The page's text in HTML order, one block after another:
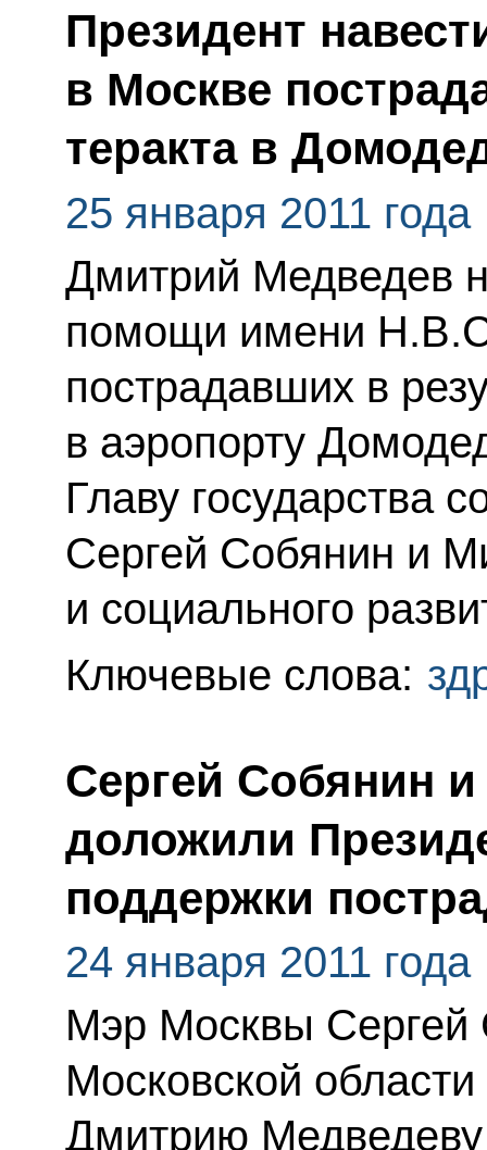
Президент
в Москве
теракта в
25 января 2011 года
Дмитрий Медведев
помощи имени
пострадавших в
в аэропорту
Главу государства
Сергей Собянин и
и социального
Ключевые слова:
Сергей Собянин
доложили
поддержки
24 января 2011 года
Мэр Москвы Сергей
Московской
Дмитрию